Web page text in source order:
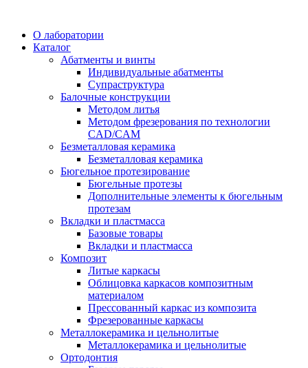
О лаборатории
Каталог
Абатменты и винты
Индивидуальные абатменты
Супраструктура
Балочные конструкции
Методом литья
Методом фрезерования по технологии
CAD/CAM
Безметалловая керамика
Безметалловая керамика
Бюгельное протезирование
Бюгельные протезы
Дополнительные элементы к бюгельным
протезам
Вкладки и пластмасса
Базовые товары
Вкладки и пластмасса
Композит
Литые каркасы
Облицовка каркасов композитным
материалом
Прессованный каркас из композита
Фрезерованные каркасы
Металлокерамика и цельнолитые
Металлокерамика и цельнолитые
Ортодонтия